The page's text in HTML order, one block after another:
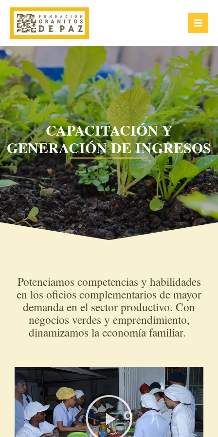
contenido
Main
Menu
CAPACITACIÓN Y
GENERACIÓN DE INGRESOS
Potenciamos competencias y habilidades
en los oficios complementarios de mayor
demanda en el sector productivo. Con
negocios verdes y emprendimiento,
dinamizamos la economía familiar.
e
p
r